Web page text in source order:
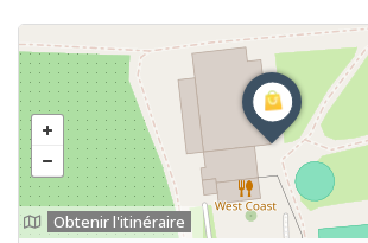
Obtenir l'itinéraire